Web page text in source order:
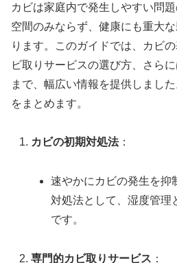
カビは家庭内で発生しやすい問
空間のみならず、健康にも重大
ります。このガイドでは、カビ
ビ取りサービスの選び方、さら
まで、幅広い情報を提供しまし
をまとめます。
カビの初期対処法：
速やかにカビの発生を抑
対処法として、湿度管理
です。
専門的カビ取りサービス ：